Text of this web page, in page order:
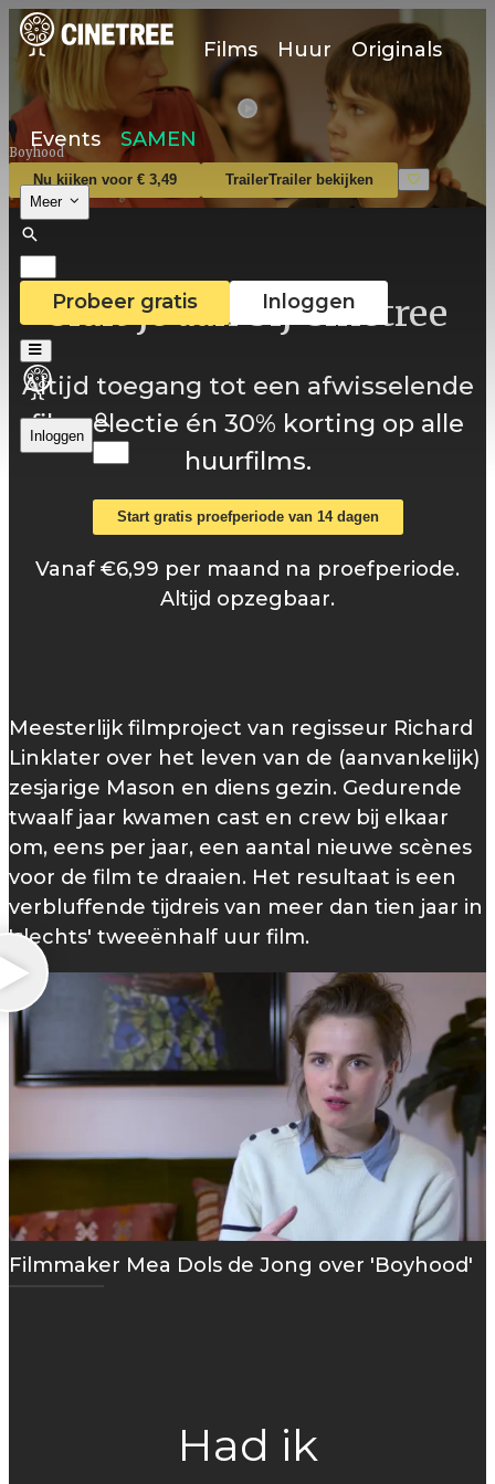
Films Huur Originals
Events SAMEN
Meer
Probeer gratis Inloggen
Inloggen
Boyhood
Nu kijken voor € 3,49 TrailerTrailer bekijken
Sluit je aan bij Cinetree
Altijd toegang tot een afwisselende
filmselectie én 30% korting op alle
huurfilms.
Start gratis proefperiode van 14 dagen
Vanaf €6,99 per maand na proefperiode.
Altijd opzegbaar.
Meesterlijk filmproject van regisseur Richard
Linklater over het leven van de (aanvankelijk)
zesjarige Mason en diens gezin. Gedurende
twaalf jaar kwamen cast en crew bij elkaar
om, eens per jaar, een aantal nieuwe scènes
voor de film te draaien. Het resultaat is een
verbluffende tijdreis van meer dan tien jaar in
'slechts' tweeënhalf uur film.
Filmmaker Mea Dols de Jong over 'Boyhood'
Had ik